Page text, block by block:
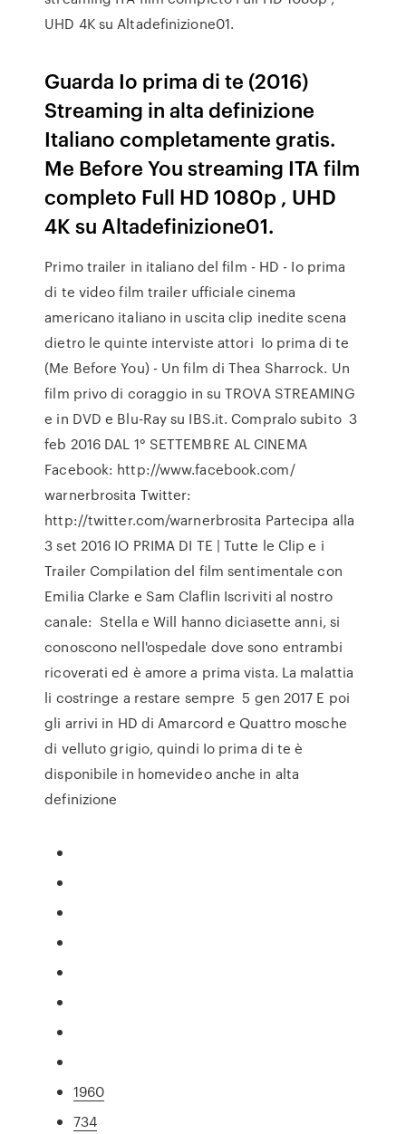
UHD 4K su Altadefinizione01.
Guarda Io prima di te (2016)
Streaming in alta definizione
Italiano completamente gratis.
Me Before You streaming ITA film
completo Full HD 1080p , UHD
4K su Altadefinizione01.
Primo trailer in italiano del film - HD - Io prima
di te video film trailer ufficiale cinema
americano italiano in uscita clip inedite scena
dietro le quinte interviste attori Io prima di te
(Me Before You) - Un film di Thea Sharrock. Un
film privo di coraggio in su TROVA STREAMING
e in DVD e Blu-Ray su IBS.it. Compralo subito 3
feb 2016 DAL 1° SETTEMBRE AL CINEMA
Facebook: http://www.facebook.com/
warnerbrosita Twitter:
http://twitter.com/warnerbrosita Partecipa alla
3 set 2016 IO PRIMA DI TE | Tutte le Clip e i
Trailer Compilation del film sentimentale con
Emilia Clarke e Sam Claflin Iscriviti al nostro
canale: Stella e Will hanno diciasette anni, si
conoscono nell'ospedale dove sono entrambi
ricoverati ed è amore a prima vista. La malattia
li costringe a restare sempre 5 gen 2017 E poi
gli arrivi in HD di Amarcord e Quattro mosche
di velluto grigio, quindi Io prima di te è
disponibile in homevideo anche in alta
definizione
1960
734